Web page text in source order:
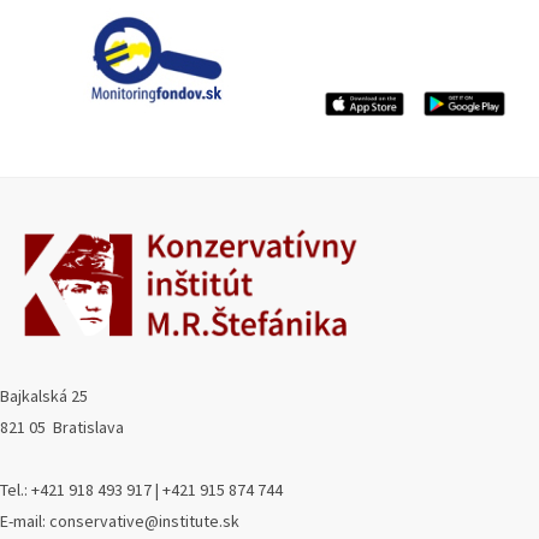
Bajkalská 25
821 05 Bratislava
Tel.: +421 918 493 917 | +421 915 874 744
E-mail: conservative@institute.sk